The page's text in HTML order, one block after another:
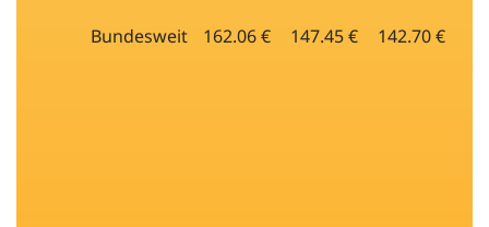
Bundesweit 162.06 € 147.45 € 142.70 €